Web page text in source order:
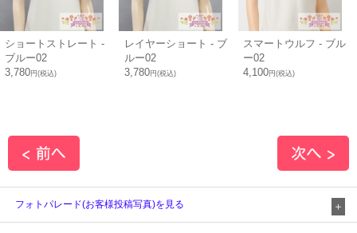
ショートストレート -
ブルー02
3,780円(税込)
レイヤーショート - ブ
ルー02
3,780円(税込)
スマートウルフ - ブル
ー02
4,100円(税込)
フォトパレード(お客様投稿写真)を見る